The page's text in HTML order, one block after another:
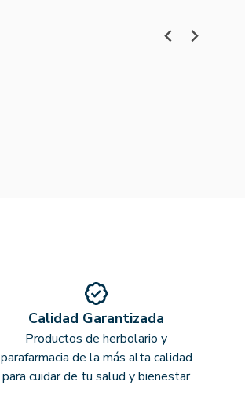
Calidad Garantizada
Productos de herbolario y
parafarmacia de la más alta calidad
para cuidar de tu salud y bienestar